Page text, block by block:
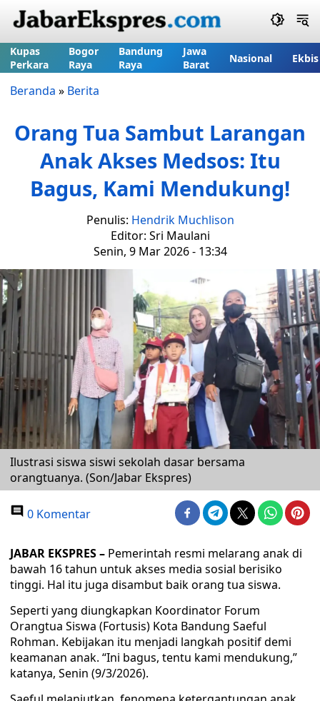
Kupas
Perkara
Bogor
Raya
Bandung
Raya
Jawa
Barat
Nasional Ekbis
Beranda » Berita
Orang Tua Sambut Larangan
Anak Akses Medsos: Itu
Bagus, Kami Mendukung!
Penulis: Hendrik Muchlison
Editor: Sri Maulani
Senin, 9 Mar 2026 - 13:34
Ilustrasi siswa siswi sekolah dasar bersama
orangtuanya. (Son/Jabar Ekspres)
0 Komentar
JABAR EKSPRES – Pemerintah resmi melarang anak di
bawah 16 tahun untuk akses media sosial berisiko
tinggi. Hal itu juga disambut baik orang tua siswa.
Seperti yang diungkapkan Koordinator Forum
Orangtua Siswa (Fortusis) Kota Bandung Saeful
Rohman. Kebijakan itu menjadi langkah positif demi
keamanan anak. “Ini bagus, tentu kami mendukung,”
katanya, Senin (9/3/2026).